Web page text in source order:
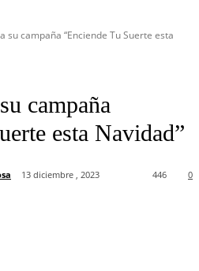
su campaña “Enciende Tu Suerte esta
campaña
esta Navidad”
13 diciembre , 2023 0
446